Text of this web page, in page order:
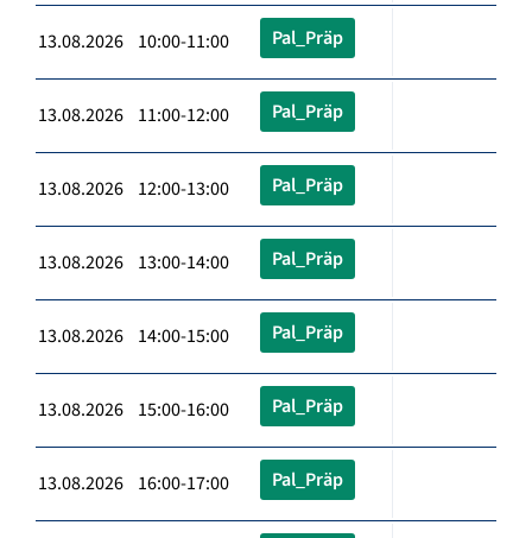
13.08.2026 10:00-11:00 Pal_Präp
13.08.2026 11:00-12:00 Pal_Präp
13.08.2026 12:00-13:00 Pal_Präp
13.08.2026 13:00-14:00 Pal_Präp
13.08.2026 14:00-15:00 Pal_Präp
13.08.2026 15:00-16:00 Pal_Präp
13.08.2026 16:00-17:00 Pal_Präp